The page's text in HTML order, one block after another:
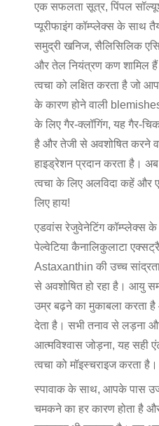
एक सफलता सूत्र, पिंपल
प्यूरीफाइंग कॉम्प्लेक्स के साथ
समुद्री खनिज, सैलिसिलिक
और तेल नियंत्रण कण शामिल
त्वचा को लक्षित करता है जो
के कारण होने वाली
के लिए गैर-क्लॉगिंग, यह गैर-
है और तेजी से अवशोषित करने
हाइड्रेशन प्रदान करता है।
त्वचा के लिए अलविदा कहें
लिए हाय!
एडवांस रेजुवेनेटिंग कॉम्प्लेक्स के
पेल्वेटिया कैनालिकुलाटा
Astaxanthin की उच्च
से अवशोषित हो रहा है। आयु
उम्र बढ़ने का मुकाबला करता
देता है। सभी तनाव से लड़ना
आत्मविश्वास जोड़ना, यह सही
त्वचा को मॉइस्चराइज करता है।
स्पावाक के साथ, आपके पास
चमकने का हर कारण होता है